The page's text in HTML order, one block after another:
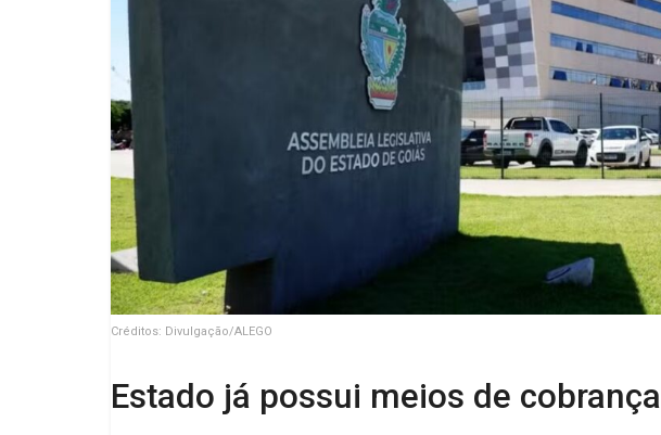
Créditos: Divulgação/ALEGO
Estado já possui meios de cobrança